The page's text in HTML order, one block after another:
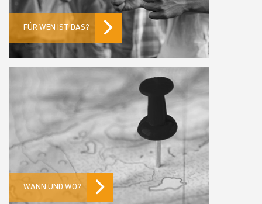
FÜR WEN IST DAS?
WANN UND WO?